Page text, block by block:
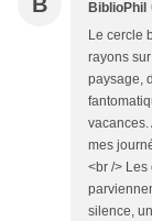
BiblioPhil
Le cercle
rayons
paysage,
vacances.
mes
<br /> Les
silence,